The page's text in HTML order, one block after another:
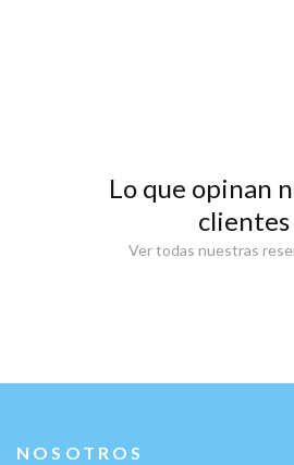
Lo que opinan
clientes
Ver todas nuestras
NOSOTROS